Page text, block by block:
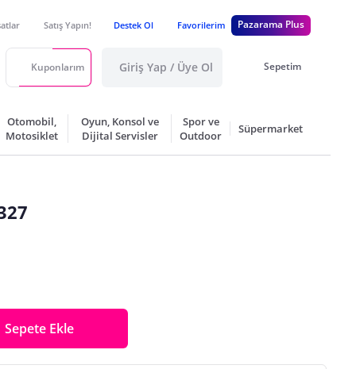
Satış Yapın! Destek Ol Favorilerim Pazarama Plus
Kuponlarım Giriş Yap / Üye Ol Sepetim
Otomobil,
Motosiklet
Oyun, Konsol ve
Dijital Servisler
Spor ve
Outdoor
Süpermarket
Sepete Ekle